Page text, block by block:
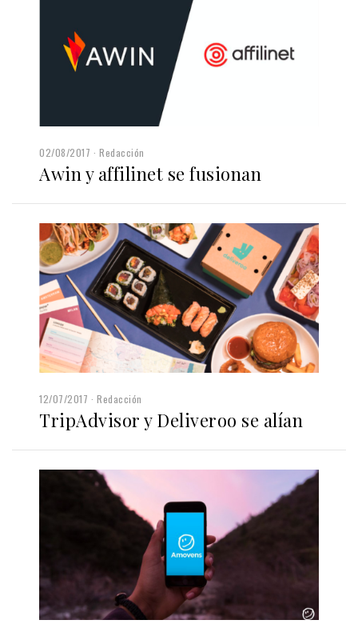
02/08/2017 Redacción
Awin y affilinet se fusionan
12/07/2017 Redacción
TripAdvisor y Deliveroo se alían